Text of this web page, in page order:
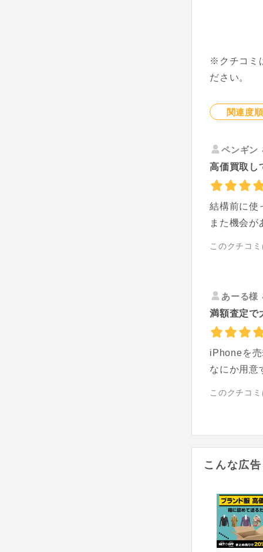
※クチコミ
ださい。
関連度順
ペンギン
高価買取し
結構前に使
また機会が
このクチコ
あーる様
満額査定で
iPhoneを
なにか用意
このクチコ
こんな広